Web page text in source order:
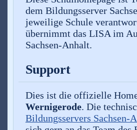
dem Bildungsserver
jeweilige Schule
übernimmt das LISA im
Sachsen-Anhalt.
Support
Dies ist die offizielle
Wernigerode. Die
Bildungsservers Sachsen-